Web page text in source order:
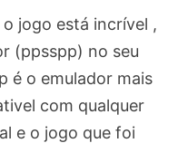
o jogo está incrível ,
(ppsspp) no seu
é o emulador mais
com qualquer
e o jogo que foi